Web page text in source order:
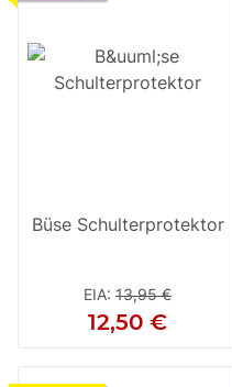
Büse Schulterprotektor
EIA: 13,95 €
12,50 €